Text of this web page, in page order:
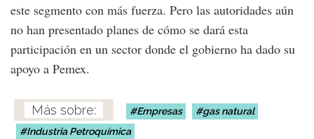
este segmento con más fuerza. Pero las autoridades aún
no han presentado planes de cómo se dará esta
participación en un sector donde el gobierno ha dado su
apoyo a Pemex.
Empresas
gas natural
Industria Petroquímica